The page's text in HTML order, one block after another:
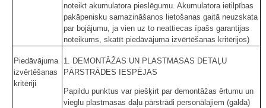
noteikt akumulatora pieslēgumu. Akumulatora ietilpības
pakāpenisku samazināšanos lietošanas gaitā neuzskata
par bojājumu, ja vien uz to neattiecas īpašs garantijas
noteikums, skatīt piedāvājuma izvērtēšanas kritērijos)
Piedāvājuma
izvērtēšanas
kritēriji
1. DEMONTĀŽAS UN PLASTMASAS DETAĻU
PĀRSTRĀDES IESPĒJAS
Papildu punktus var piešķirt par demontāžas ērtumu un
vieglu plastmasas daļu pārstrādi personālajiem (galda)